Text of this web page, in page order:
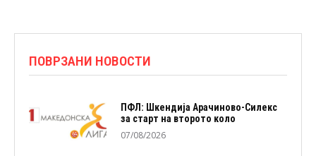
ПОВРЗАНИ НОВОСТИ
ПФЛ: Шкендија Арачиново-Силекс
за старт на второто коло
07/08/2026